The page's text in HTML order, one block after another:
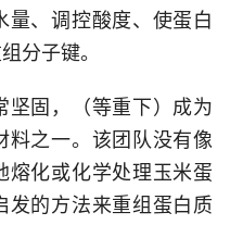
量、调控酸度、使蛋白
分子键。
坚固，（等重下）成为
料之一。该团队没有像
熔化或化学处理玉米蛋
发的方法来重组蛋白质